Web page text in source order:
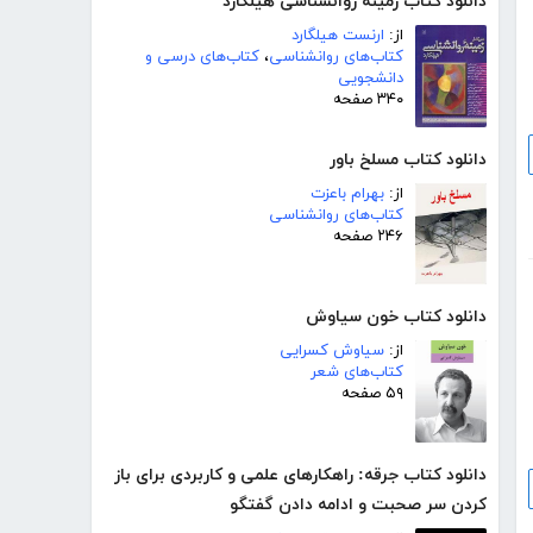
از: ارنست هیلگارد
کتاب‌های روانشناسی، کتاب‌های درسی و
دانشجویی
۳۴۰ صفحه
دانلود کتاب مسلخ باور
از: بهرام باعزت
کتاب‌های روانشناسی
۲۴۶ صفحه
دانلود کتاب خون سیاوش
از: سیاوش کسرایی
کتاب‌های شعر
۵۹ صفحه
دانلود کتاب جرقه: راهکارهای علمی و کاربردی برای باز
کردن سر صحبت و ادامه دادن گفتگو